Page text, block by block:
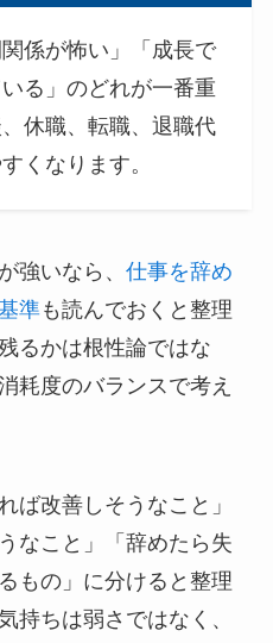
係が怖い」「成長で
る」のどれが一番重
休職、転職、退職代
くなります。
強いなら、 仕事を辞め
準も読んでおくと整理
るかは根性論ではな
耗度のバランスで考え
ば改善しそうなこと」
なこと」「辞めたら失
もの」に分けると整理
持ちは弱さではなく、